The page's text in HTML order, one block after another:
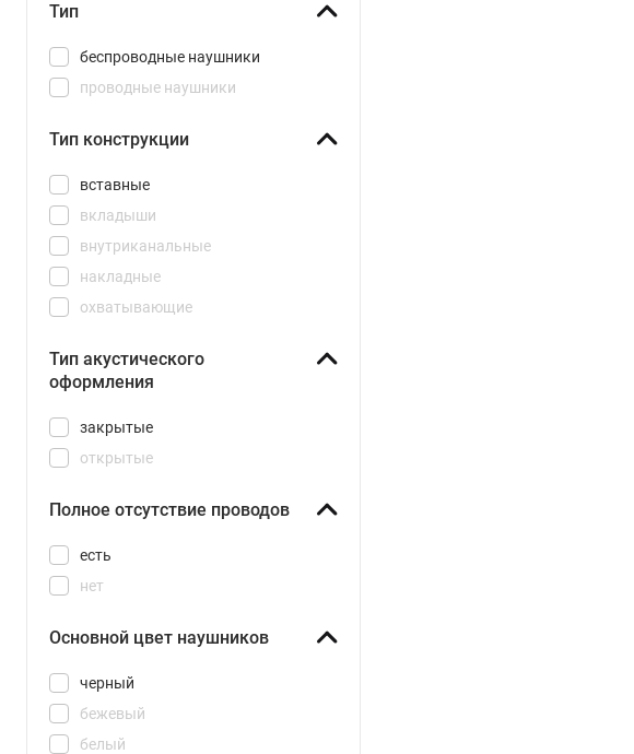
Buds 6 Active
Buds 6 Play
Type-C Earphones
Тип
беспроводные наушники
проводные наушники
Тип конструкции
вкладыши
внутриканальные
вставные
накладные
охватывающие
Тип акустического
оформления
закрытые
открытые
Полное отсутствие проводов
есть
нет
Основной цвет наушников
бежевый
белый
черный